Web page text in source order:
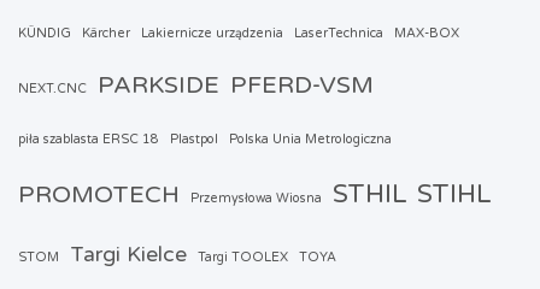
KÜNDIG Kärcher Lakiernicze urządzenia LaserTechnica MAX-BOX
NEXT.CNC PARKSIDE PFERD-VSM
piła szablasta ERSC 18 Plastpol Polska Unia Metrologiczna
PROMOTECH Przemysłowa Wiosna STHIL STIHL
STOM Targi Kielce Targi TOOLEX TOYA